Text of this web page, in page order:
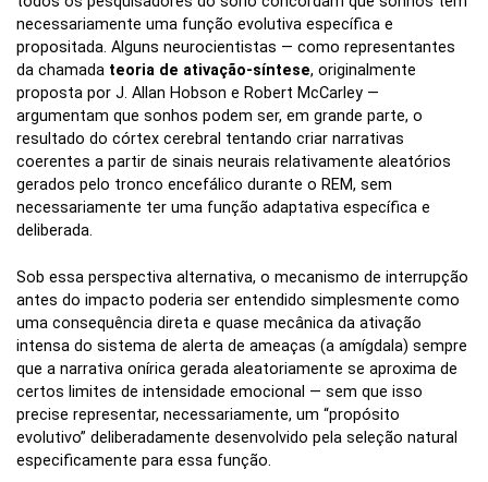
necessariamente uma função evolutiva específica e
propositada. Alguns neurocientistas — como representantes
da chamada teoria de ativação-síntese, originalmente
proposta por J. Allan Hobson e Robert McCarley —
argumentam que sonhos podem ser, em grande parte, o
resultado do córtex cerebral tentando criar narrativas
coerentes a partir de sinais neurais relativamente aleatórios
gerados pelo tronco encefálico durante o REM, sem
necessariamente ter uma função adaptativa específica e
deliberada.
Sob essa perspectiva alternativa, o mecanismo de interrupção
antes do impacto poderia ser entendido simplesmente como
uma consequência direta e quase mecânica da ativação
intensa do sistema de alerta de ameaças (a amígdala) sempre
que a narrativa onírica gerada aleatoriamente se aproxima de
certos limites de intensidade emocional — sem que isso
precise representar, necessariamente, um “propósito
evolutivo” deliberadamente desenvolvido pela seleção natural
especificamente para essa função.